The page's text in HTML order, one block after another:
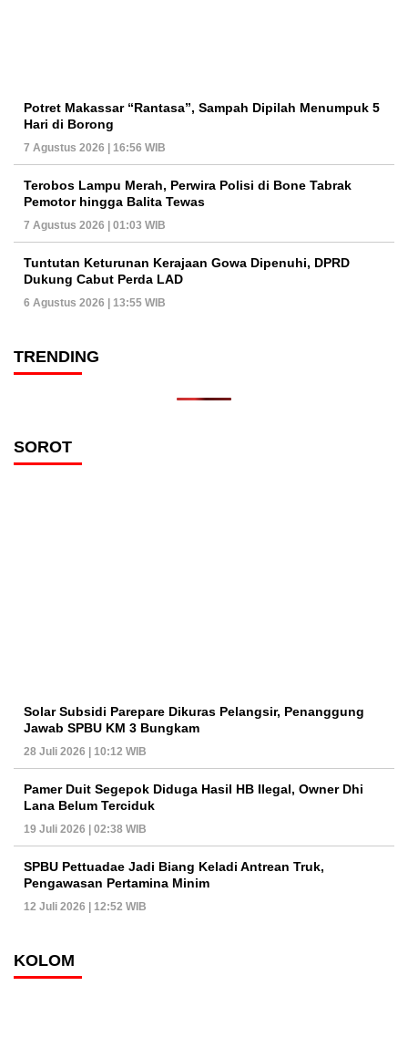
Potret Makassar “Rantasa”, Sampah Dipilah Menumpuk 5
Hari di Borong
7 Agustus 2026 | 16:56 WIB
Terobos Lampu Merah, Perwira Polisi di Bone Tabrak
Pemotor hingga Balita Tewas
7 Agustus 2026 | 01:03 WIB
Tuntutan Keturunan Kerajaan Gowa Dipenuhi, DPRD
Dukung Cabut Perda LAD
6 Agustus 2026 | 13:55 WIB
TRENDING
SOROT
Solar Subsidi Parepare Dikuras Pelangsir, Penanggung
Jawab SPBU KM 3 Bungkam
28 Juli 2026 | 10:12 WIB
Pamer Duit Segepok Diduga Hasil HB Ilegal, Owner Dhi
Lana Belum Terciduk
19 Juli 2026 | 02:38 WIB
SPBU Pettuadae Jadi Biang Keladi Antrean Truk,
Pengawasan Pertamina Minim
12 Juli 2026 | 12:52 WIB
KOLOM